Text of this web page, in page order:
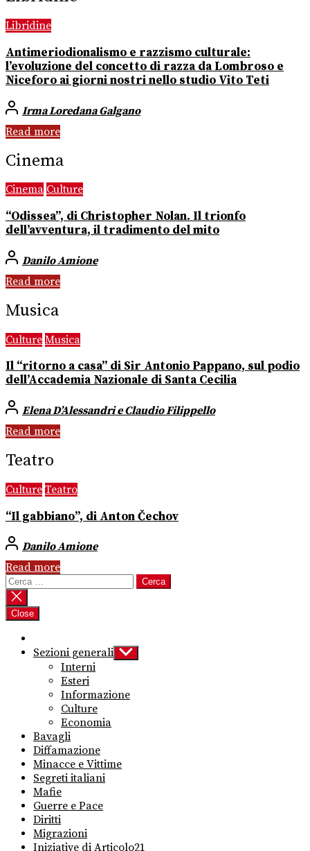
Libridine
Antimeriodionalismo e razzismo culturale:
l’evoluzione del concetto di razza da Lombroso e
Niceforo ai giorni nostri nello studio Vito Teti
Irma Loredana Galgano
Read more
Cinema
Cinema Culture
“Odissea”, di Christopher Nolan. Il trionfo
dell’avventura, il tradimento del mito
Danilo Amione
Read more
Musica
Culture Musica
Il “ritorno a casa” di Sir Antonio Pappano, sul podio
dell’Accademia Nazionale di Santa Cecilia
Elena D’Alessandri e Claudio Filippello
Read more
Teatro
Culture Teatro
“Il gabbiano”, di Anton Čechov
Danilo Amione
Read more
Ricerca
per:
Close
Sezioni generali Show
sub
Interni
Esteri
Informazione
Culture
Economia
Bavagli
Diffamazione
Minacce e Vittime
Segreti italiani
Mafie
Guerre e Pace
Diritti
Migrazioni
Iniziative di Articolo21